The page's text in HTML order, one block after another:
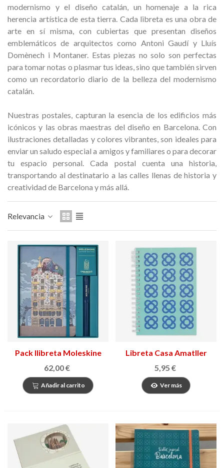
modernismo y el diseño catalán, un homenaje a la rica
herencia artística de esta tierra. Cada libreta es una obra de
arte en sí misma, con cubiertas que presentan diseños
emblemáticos de arquitectos como Antoni Gaudí y Lluís
Domènech i Montaner. Estas piezas no solo son perfectas
para tomar notas o plasmar tus ideas, sino que también sirven
como un recordatorio diario de la belleza del modernismo
catalán.
Nuestras postales, capturan la esencia de los edificios más
icónicos y las obras maestras del diseño en Barcelona. Con
ilustraciones detalladas y colores vibrantes, son ideales para
enviar un saludo especial a amigos y familiares o para decorar
tu espacio personal. Cada postal cuenta una historia,
transportando al destinatario a las calles llenas de historia y
creatividad de Barcelona y más allá.
Relevancia
Pack llibreta Moleskine
Casa Batlló + Roller
62,00 €
Añadir al carrito
Libreta Casa Amatller
Barcelona
5,95 €
Ver más
Medalla Hostemplo Gaudí 2026
47,00 €
NUEVO
Añadir al carrito
Medalla
– Edición
89,00 €
Añadir al